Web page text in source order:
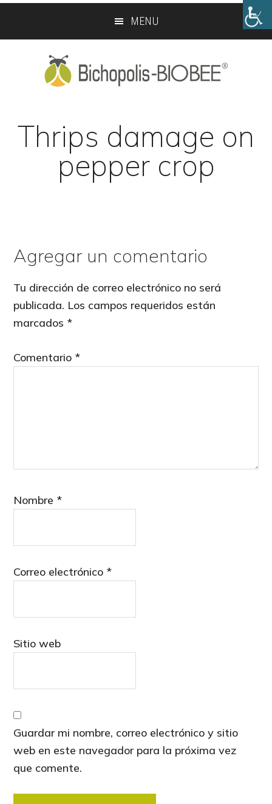
MENU
Thrips damage on
pepper crop
Reader
Interactions
Agregar un comentario
Tu dirección de correo electrónico no será
publicada. Los campos requeridos están
marcados *
Comentario *
Nombre *
Correo electrónico *
Sitio web
Guardar mi nombre, correo electrónico y sitio
web en este navegador para la próxima vez
que comente.